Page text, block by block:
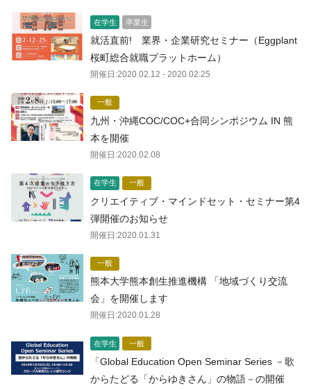
在学生 卒業生
就活直前! 業界・企業研究セミナー（Eggplant
桜町総合就職プラットホーム）
開催日:2020.02.12 - 2020.02.25
一般
九州・沖縄COC/COC+合同シンポジウム IN 熊
本を開催
開催日:2020.02.08
在学生 一般
クリエイティブ・マインドセット・セミナー第4
弾開催のお知らせ
開催日:2020.01.31
一般
熊本大学熊本創生推進機構 「地域づくり交流
会」を開催します
開催日:2020.01.28
在学生 一般
「Global Education Open Seminar Series －歌
からたどる「からゆきさん」の物語－の開催